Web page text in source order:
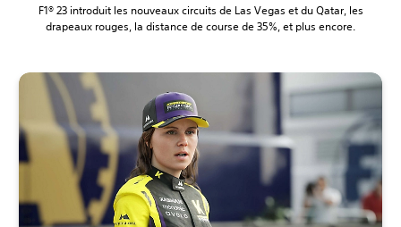
F1® 23 introduit les nouveaux circuits de Las Vegas et du Qatar, les
drapeaux rouges, la distance de course de 35%, et plus encore.